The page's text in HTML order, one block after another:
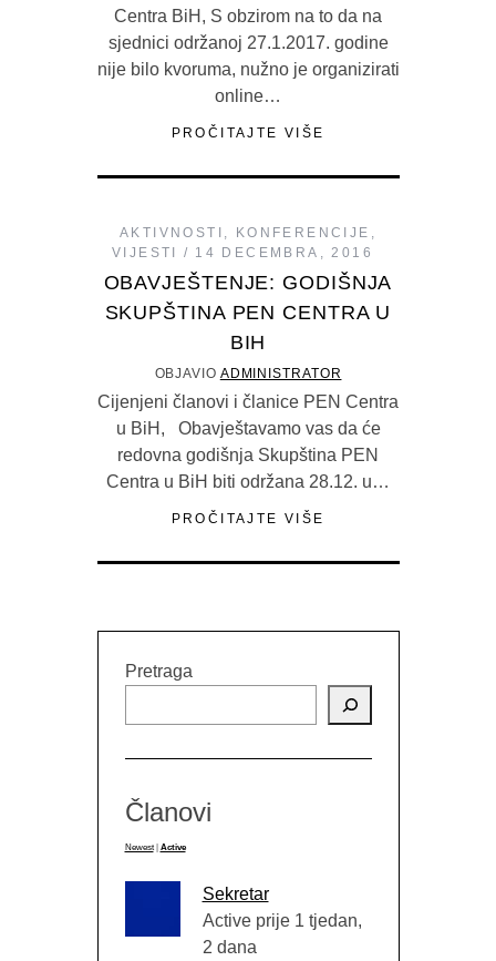
Centra BiH, S obzirom na to da na
sjednici održanoj 27.1.2017. godine
nije bilo kvoruma, nužno je organizirati
online…
PROČITAJTE VIŠE
AKTIVNOSTI KONFERENCIJE
VIJESTI
14 DECEMBRA, 2016
OBAVJEŠTENJE: GODIŠNJA
SKUPŠTINA PEN CENTRA U
BIH
OBJAVIO ADMINISTRATOR
Cijenjeni članovi i članice PEN Centra
u BiH, Obavještavamo vas da će
redovna godišnja Skupština PEN
Centra u BiH biti održana 28.12. u…
PROČITAJTE VIŠE
Pretraga
Članovi
Newest Active
Sekretar
Active prije 1 tjedan,
2 dana